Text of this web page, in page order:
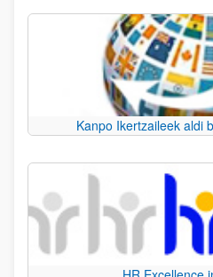
Kanpo Ikertzaileek aldi